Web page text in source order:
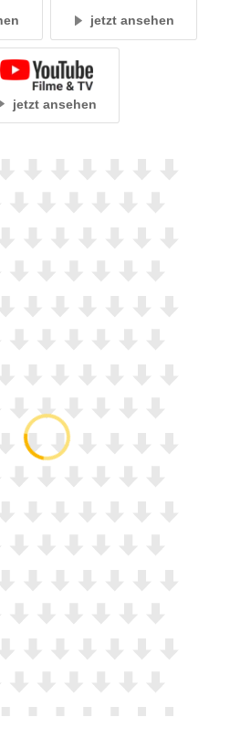
jetzt ansehen
jetzt ansehen